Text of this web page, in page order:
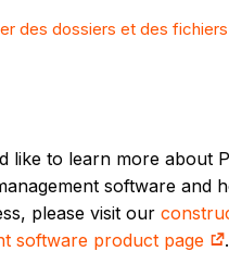
des dossiers et des
like to learn more about
software and
please visit our
software product page
.